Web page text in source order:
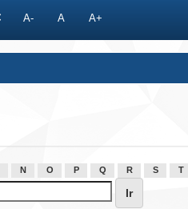
A- A A+
N O P Q R S T